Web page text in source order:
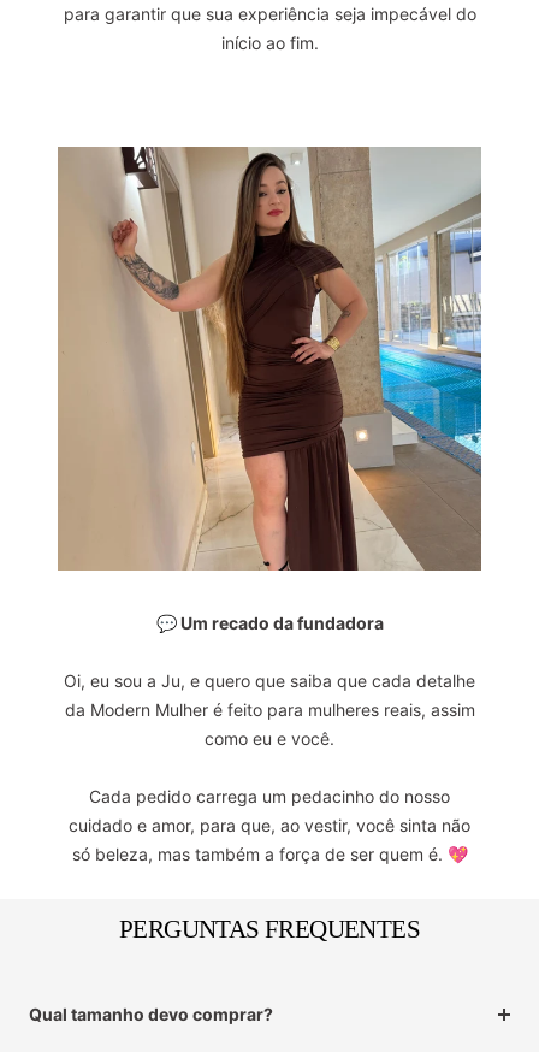
para garantir que sua experiência seja impecável do
início ao fim.
💬 Um recado da fundadora
Oi, eu sou a Ju, e quero que saiba que cada detalhe
da Modern Mulher é feito para mulheres reais, assim
como eu e você.
Cada pedido carrega um pedacinho do nosso
cuidado e amor, para que, ao vestir, você sinta não
só beleza, mas também a força de ser quem é. 💖
PERGUNTAS FREQUENTES
Qual tamanho devo comprar?